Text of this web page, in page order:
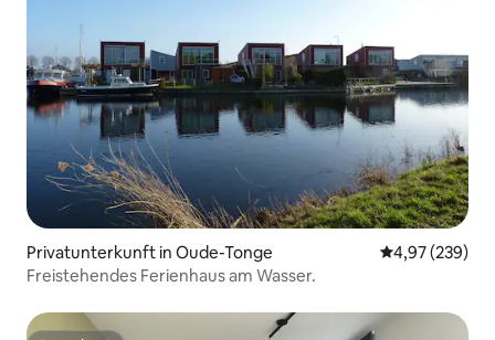
Privatunterkunft in Oude-Tonge
4,97 (239)
Freistehendes Ferienhaus am Wasser.